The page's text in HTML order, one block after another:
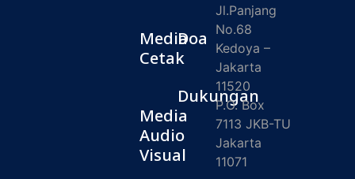
Media
Cetak
Media
Audio
Visual
Doa
Dukungan
Jl.Panjang
No.68
Kedoya –
Jakarta
11520
P.O. Box
7113 JKB-TU
Jakarta
11071